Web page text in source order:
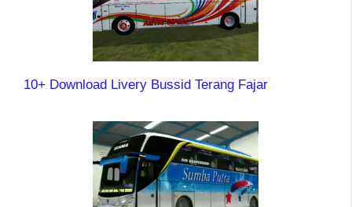
10+ Download Livery Bussid Terang Fajar